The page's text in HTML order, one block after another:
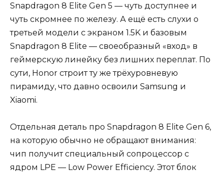
Snapdragon 8 Elite Gen 5 — чуть доступнее и
чуть скромнее по железу. А ещё есть слухи о
третьей модели с экраном 1.5K и базовым
Snapdragon 8 Elite — своеобразный «вход» в
геймерскую линейку без лишних переплат. По
сути, Honor строит ту же трёхуровневую
пирамиду, что давно освоили Samsung и
Xiaomi.
Отдельная деталь про Snapdragon 8 Elite Gen 6,
на которую обычно не обращают внимания:
чип получит специальный сопроцессор с
ядром LPE — Low Power Efficiency. Этот блок